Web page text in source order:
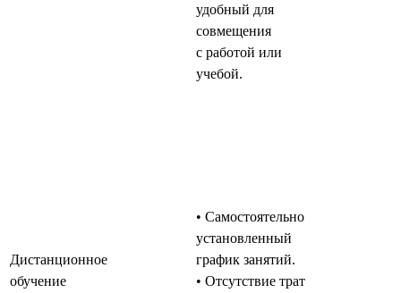
удобный для
совмещения
с работой или
учебой.
Дистанционное
обучение
• Самостоятельно
установленный
график занятий.
• Отсутствие трат